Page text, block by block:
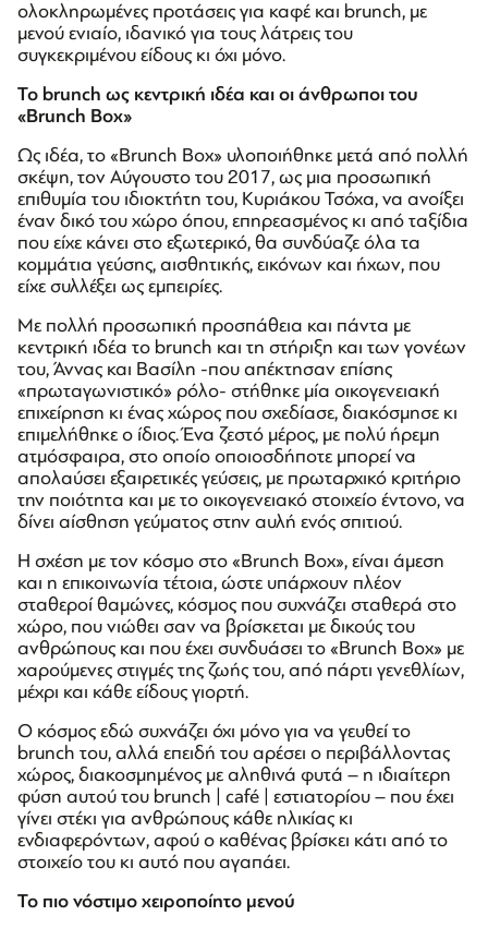
ολοκληρωμένες προτάσεις για καφέ και brunch, με
μενού ενιαίο, ιδανικό για τους λάτρεις του
συγκεκριμένου είδους κι όχι μόνο.
Το brunch ως κεντρική ιδέα και οι άνθρωποι του
«Brunch Box»
Ως ιδέα, το «Brunch Box» υλοποιήθηκε μετά από πολλή
σκέψη, τον Αύγουστο του 2017, ως μια προσωπική
επιθυμία του ιδιοκτήτη του, Kυριάκου Τσόχα, να ανοίξει
έναν δικό του χώρο όπου, επηρεασμένος κι από ταξίδια
που είχε κάνει στο εξωτερικό, θα συνδύαζε όλα τα
κομμάτια γεύσης, αισθητικής, εικόνων και ήχων, που
είχε συλλέξει ως εμπειρίες.
Με πολλή προσωπική προσπάθεια και πάντα με
κεντρική ιδέα το brunch και τη στήριξη και των γονέων
του, Άννας και Βασίλη -που απέκτησαν επίσης
«πρωταγωνιστικό» ρόλο- στήθηκε μία οικογενειακή
επιχείρηση κι ένας χώρος που σχεδίασε, διακόσμησε κι
επιμελήθηκε ο ίδιος. Ένα ζεστό μέρος, με πολύ ήρεμη
ατμόσφαιρα, στο οποίο οποιοσδήποτε μπορεί να
απολαύσει εξαιρετικές γεύσεις, με πρωταρχικό κριτήριο
την ποιότητα και με το οικογενειακό στοιχείο έντονο, να
δίνει αίσθηση γεύματος στην αυλή ενός σπιτιού.
Η σχέση με τον κόσμο στο «Brunch Box», είναι άμεση
και η επικοινωνία τέτοια, ώστε υπάρχουν πλέον
σταθεροί θαμώνες, κόσμος που συχνάζει σταθερά στο
χώρο, που νιώθει σαν να βρίσκεται με δικούς του
ανθρώπους και που έχει συνδυάσει το «Brunch Box» με
χαρούμενες στιγμές της ζωής του, από πάρτι γενεθλίων,
μέχρι και κάθε είδους γιορτή.
Ο κόσμος εδώ συχνάζει όχι μόνο για να γευθεί το
brunch του, αλλά επειδή του αρέσει ο περιβάλλοντας
χώρος, διακοσμημένος με αληθινά φυτά – η ιδιαίτερη
φύση αυτού του brunch | café | εστιατορίου – που έχει
γίνει στέκι για ανθρώπους κάθε ηλικίας κι
ενδιαφερόντων, αφού ο καθένας βρίσκει κάτι από το
στοιχείο του κι αυτό που αγαπάει.
Το πιο νόστιμο χειροποίητο μενού